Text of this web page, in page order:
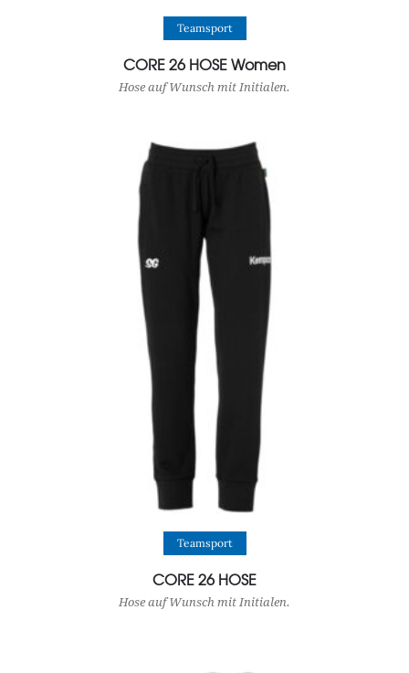
View Product
Teamsport
CORE 26 HOSE Women
Hose auf Wunsch mit Initialen.
View Product
Teamsport
CORE 26 HOSE
Hose auf Wunsch mit Initialen.